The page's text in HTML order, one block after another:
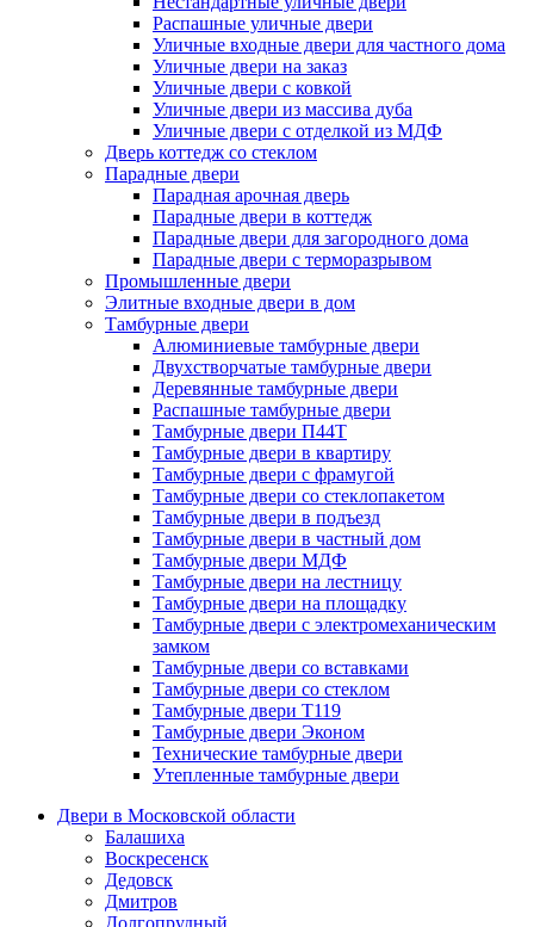
Распашные уличные двери
Уличные входные двери для частного дома
Уличные двери на заказ
Уличные двери с ковкой
Уличные двери из массива дуба
Уличные двери с отделкой из МДФ
Дверь коттедж со стеклом
Парадные двери
Парадная арочная дверь
Парадные двери в коттедж
Парадные двери для загородного дома
Парадные двери с терморазрывом
Промышленные двери
Элитные входные двери в дом
Тамбурные двери
Алюминиевые тамбурные двери
Двухстворчатые тамбурные двери
Деревянные тамбурные двери
Распашные тамбурные двери
Тамбурные двери П44Т
Тамбурные двери в квартиру
Тамбурные двери с фрамугой
Тамбурные двери со стеклопакетом
Тамбурные двери в подъезд
Тамбурные двери в частный дом
Тамбурные двери МДФ
Тамбурные двери на лестницу
Тамбурные двери на площадку
Тамбурные двери с электромеханическим
замком
Тамбурные двери со вставками
Тамбурные двери со стеклом
Тамбурные двери Т119
Тамбурные двери Эконом
Технические тамбурные двери
Утепленные тамбурные двери
Двери в Московской области
Балашиха
Воскресенск
Дедовск
Дмитров
Долгопрудный